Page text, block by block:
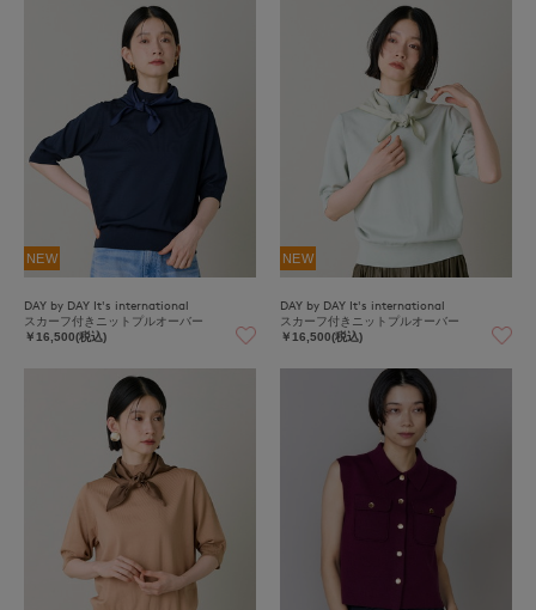
NEW
DAY by DAY It's international
スカーフ付きニットプルオーバー
￥16,500(税込)
NEW
DAY by DAY It's international
スカーフ付きニットプルオーバー
￥16,500(税込)